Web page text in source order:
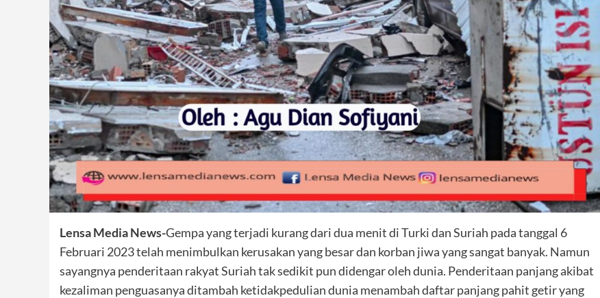
Lensa Media News-Gempa yang terjadi kurang dari dua menit di Turki dan Suriah pada tanggal 6
Februari 2023 telah menimbulkan kerusakan yang besar dan korban jiwa yang sangat banyak. Namun
sayangnya penderitaan rakyat Suriah tak sedikit pun didengar oleh dunia. Penderitaan panjang akibat
kezaliman penguasanya ditambah ketidakpedulian dunia menambah daftar panjang pahit getir yang